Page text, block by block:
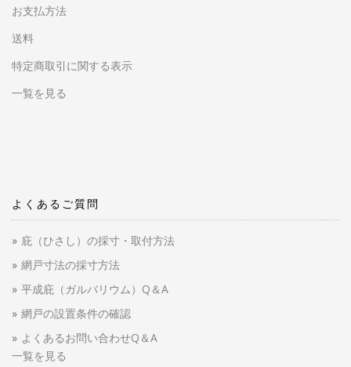
お支払方法
送料
特定商取引に関する表示
一覧を見る
よくあるご質問
庇（ひさし）の採寸・取付方法
網戸寸法の採寸方法
平成庇（ガルバリウム）Q＆A
網戸の設置条件の確認
よくあるお問い合わせQ＆A
一覧を見る